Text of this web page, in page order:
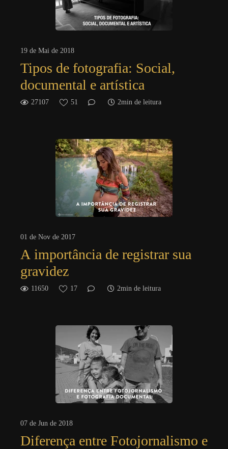
19 de Mai de 2018
Tipos de fotografia: Social,
documental e artística
27107 51 2min de leitura
01 de Nov de 2017
A importância de registrar sua
gravidez
11650 17 2min de leitura
07 de Jun de 2018
Diferença entre Fotojornalismo e